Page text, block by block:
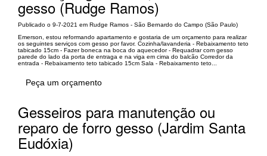
gesso (Rudge Ramos)
Publicado o 9-7-2021 em Rudge Ramos - São Bernardo do Campo (São Paulo)
Emerson, estou reformando apartamento e gostaria de um orçamento para realizar
os seguintes serviços com gesso por favor. Cozinha/lavanderia - Rebaixamento teto
tabicado 15cm - Fazer boneca na boca do aquecedor - Requadrar com gesso
parede do lado da porta de entraga e na viga em cima do balcão Corredor da
entrada - Rebaixamento teto tabicado 15cm Sala - Rebaixamento teto...
Peça um orçamento
Gesseiros para manutenção ou
reparo de forro gesso (Jardim Santa
Eudóxia)